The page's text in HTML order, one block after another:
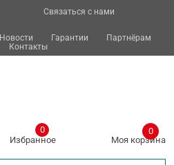
Связаться с нами
Новости Гарантии
Партнёрам
Контакты
Избранное
0
Моя корзина
0